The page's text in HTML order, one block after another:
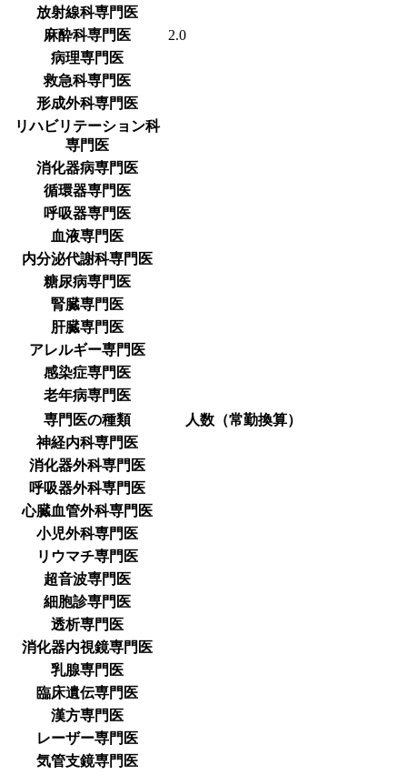
放射線科専門医
麻酔科専門医
2.0
病理専門医
救急科専門医
形成外科専門医
リハビリテーション科
専門医
消化器病専門医
循環器専門医
呼吸器専門医
血液専門医
内分泌代謝科専門医
糖尿病専門医
腎臓専門医
肝臓専門医
アレルギー専門医
感染症専門医
老年病専門医
専門医の種類
人数（常勤換算）
神経内科専門医
消化器外科専門医
呼吸器外科専門医
心臓血管外科専門医
小児外科専門医
リウマチ専門医
超音波専門医
細胞診専門医
透析専門医
消化器内視鏡専門医
乳腺専門医
臨床遺伝専門医
漢方専門医
レーザー専門医
気管支鏡専門医